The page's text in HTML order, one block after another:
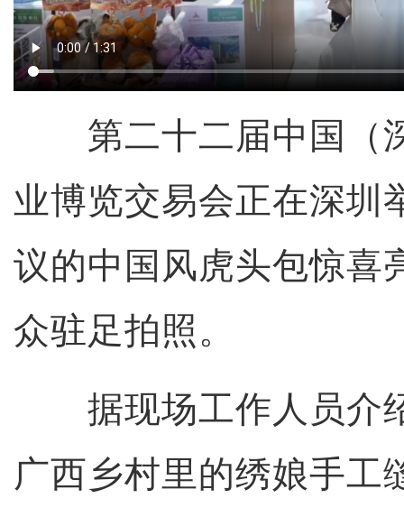
第二十二届中国（
业博览交易会正在深圳
议的中国风虎头包惊喜
众驻足拍照。
据现场工作人员介
广西乡村里的绣娘手工